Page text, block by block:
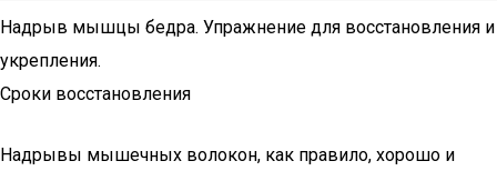
Надрыв мышцы бедра. Упражнение для восстановления и
укрепления.
Сроки восстановления
Надрывы мышечных волокон, как правило, хорошо и